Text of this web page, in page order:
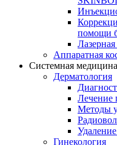
помощи
Аппаратная
Системная медицина
Дерматология
Лечение
Методы
Гинекология